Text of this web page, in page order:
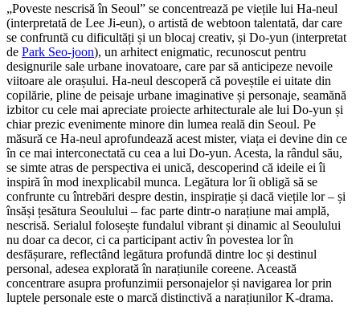
„Poveste nescrisă în Seoul” se concentrează pe viețile lui Ha-neul
(interpretată de Lee Ji-eun), o artistă de webtoon talentată, dar care
se confruntă cu dificultăți și un blocaj creativ, și Do-yun (interpretat
de Park Seo-joon), un arhitect enigmatic, recunoscut pentru
designurile sale urbane inovatoare, care par să anticipeze nevoile
viitoare ale orașului. Ha-neul descoperă că poveștile ei uitate din
copilărie, pline de peisaje urbane imaginative și personaje, seamănă
izbitor cu cele mai apreciate proiecte arhitecturale ale lui Do-yun și
chiar prezic evenimente minore din lumea reală din Seoul. Pe
măsură ce Ha-neul aprofundează acest mister, viața ei devine din ce
în ce mai interconectată cu cea a lui Do-yun. Acesta, la rândul său,
se simte atras de perspectiva ei unică, descoperind că ideile ei îi
inspiră în mod inexplicabil munca. Legătura lor îi obligă să se
confrunte cu întrebări despre destin, inspirație și dacă viețile lor – și
însăși țesătura Seoulului – fac parte dintr-o narațiune mai amplă,
nescrisă. Serialul folosește fundalul vibrant și dinamic al Seoulului
nu doar ca decor, ci ca participant activ în povestea lor în
desfășurare, reflectând legătura profundă dintre loc și destinul
personal, adesea explorată în narațiunile coreene. Această
concentrare asupra profunzimii personajelor și navigarea lor prin
luptele personale este o marcă distinctivă a narațiunilor K-drama.